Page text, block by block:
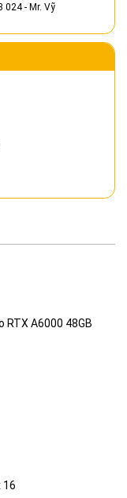
024- Mr. Vỹ
RTX A6000 48GB
16